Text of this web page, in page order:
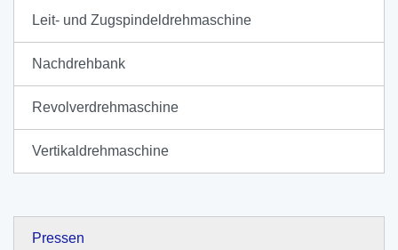
Leit- und Zugspindeldrehmaschine
Nachdrehbank
Revolverdrehmaschine
Vertikaldrehmaschine
Pressen